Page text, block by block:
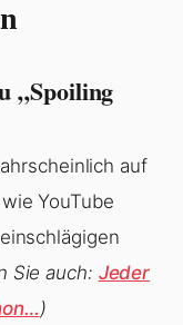
„Spoiling
auf
YouTube
Sie auch: Jeder
)